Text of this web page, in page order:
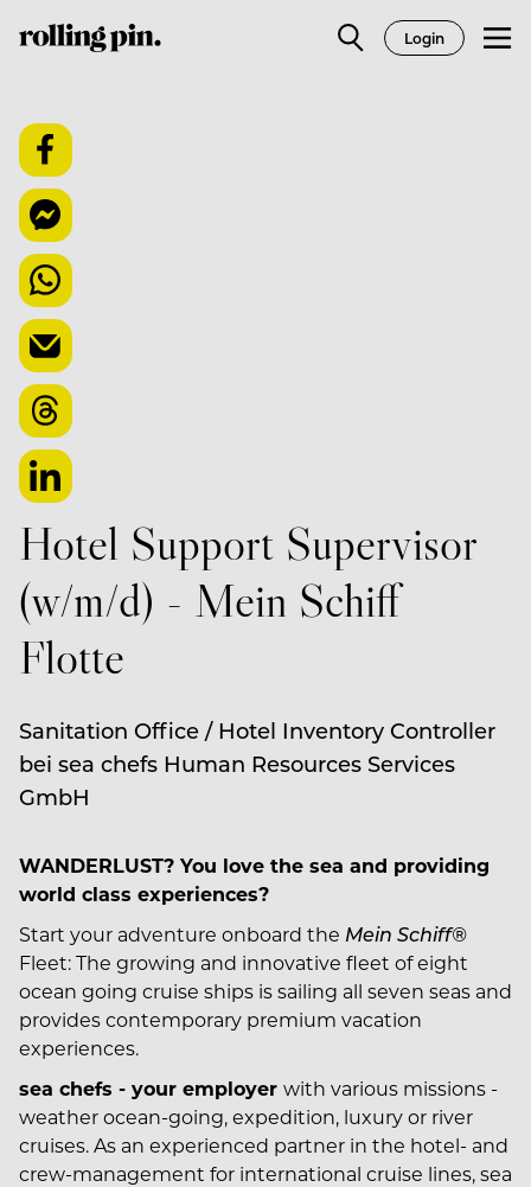
Login
Hotel Support Supervisor
(w/m/d) - Mein Schiff
Flotte
Sanitation Office / Hotel Inventory Controller
bei sea chefs Human Resources Services
GmbH
WANDERLUST? You love the sea and providing
world class experiences?
Start your adventure onboard the Mein Schiff®
Fleet: The growing and innovative fleet of eight
ocean going cruise ships is sailing all seven seas and
provides contemporary premium vacation
experiences.
sea chefs - your employer with various missions -
weather ocean-going, expedition, luxury or river
cruises. As an experienced partner in the hotel- and
crew-management for international cruise lines, sea